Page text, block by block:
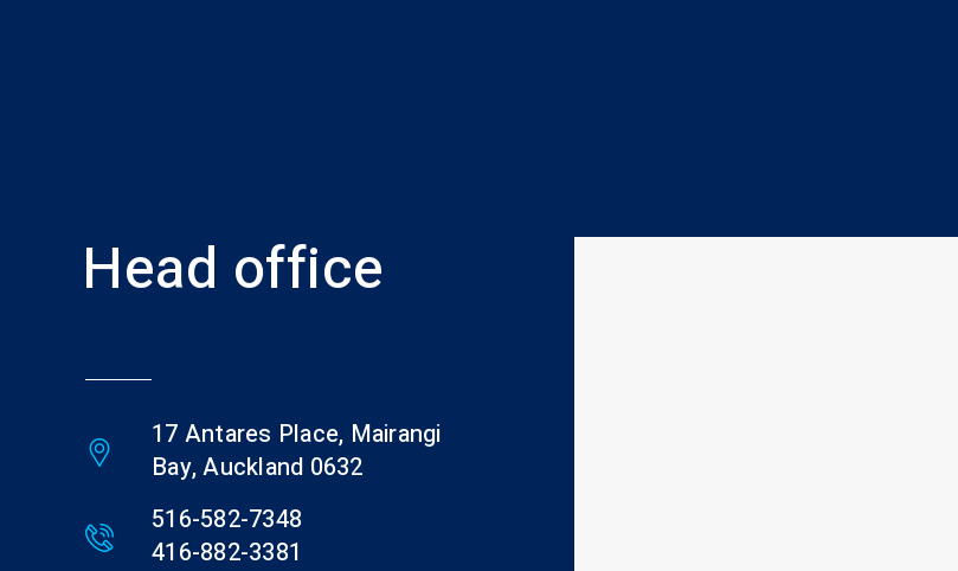
Head office
17 Antares Place, Mairangi
Bay, Auckland 0632
516-582-7348
416-882-3381